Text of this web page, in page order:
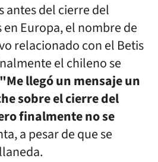
antes del cierre del
Europa, el nombre de
relacionado con el Betis
el chileno se
"Me llegó un mensaje un
sobre el cierre del
finalmente no se
a pesar de que se